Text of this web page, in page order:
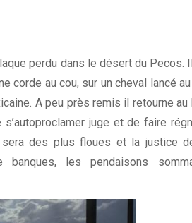
perdu dans le désert du Pecos.
corde au cou, sur un cheval lancé
A peu près remis il retourne
juge et de faire
des plus floues et la justice
banques, les pendaisons